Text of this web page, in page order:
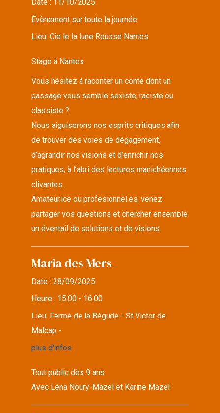
Date : 11/10/2025
Évènement sur toute la journée
Lieu:Cie le la lune Rousse Nantes
Stage à Nantes
Vous hésitez à raconter un conte dont un
passage vous semble sexiste, raciste ou
classiste ?
Nous aiguiserons nos esprits critiques afin
de trouver des voies de dégagement,
d’agrandir nos visions et d’enrichir nos
pratiques, à l’abri des lectures manichéennes
clivantes.
Amateur.ice ou profesionnel.es, venez
partager vos questions et chercher ensemble
un éventail de solutions et de visions.
Maria des Mers
Date :28/09/2025
Heure : 15:00 - 16:00
Lieu: Ferme de la Bégude - St Victor de
Malcap -
plus d'infos
Tout public dès 9 ans
Avec Léna Noury-Mazel et Karine Mazel